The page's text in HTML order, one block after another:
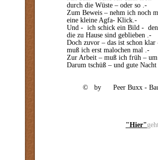
durch die Wüste – oder so .-
Zum Beweis – nehm ich noch
eine kleine Agfa- Klick.-
Und - ich schick ein Bild -
die zu Hause sind geblieben .-
Doch zuvor – das ist schon klar
muß ich erst malochen mal .-
Zur Arbeit – muß ich früh –
Darum tschüß – und gute Nacht
© by Peer Buxx -
"Hier"